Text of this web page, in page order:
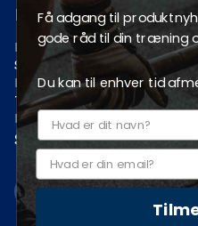
Kategorier
Motion
Styrketræning
Fitness
Tilbud
Pro fitnessudstyr
Sociale medier
Få adgang til
gode råd til din træning
Du kan til enhver tid